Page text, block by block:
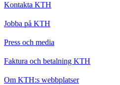
Kontakta KTH
Jobba på KTH
Press och media
Faktura och betalning KTH
Om KTH:s webbplatser